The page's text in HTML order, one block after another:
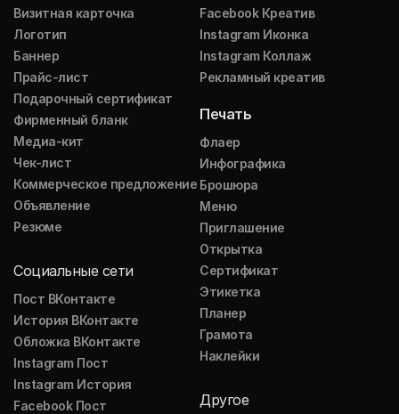
Визитная карточка
Логотип
Баннер
Прайс-лист
Подарочный сертификат
Фирменный бланк
Медиа-кит
Чек-лист
Коммерческое предложение
Объявление
Резюме
Социальные сети
Пост ВКонтакте
История ВКонтакте
Обложка ВКонтакте
Instagram Пост
Instagram История
Facebook Пост
Facebook Креатив
Instagram Иконка
Instagram Коллаж
Рекламный креатив
Печать
Флаер
Инфографика
Брошюра
Меню
Приглашение
Открытка
Сертификат
Этикетка
Планер
Грамота
Наклейки
Другое